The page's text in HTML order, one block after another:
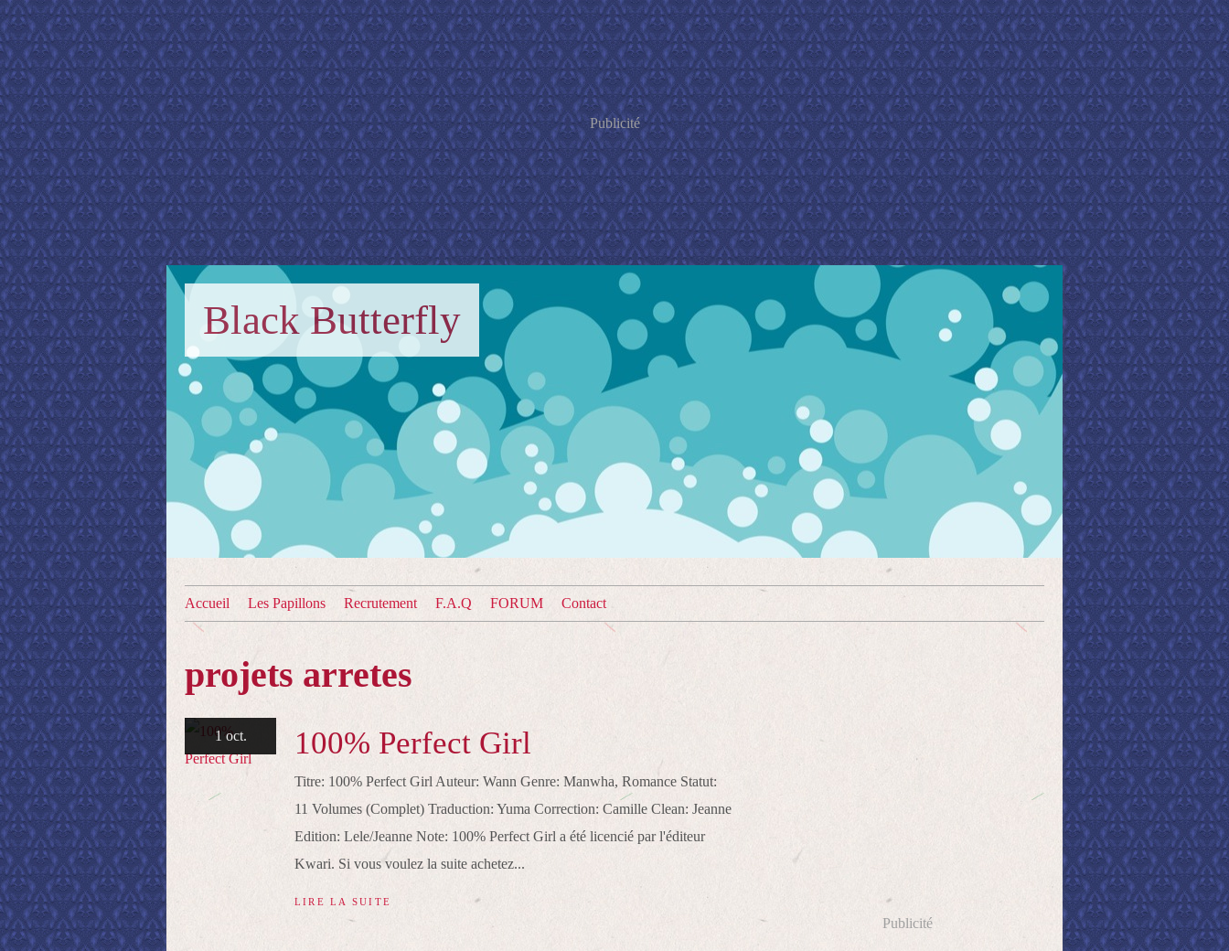
Publicité
Black Butterfly
Accueil Les Papillons Recrutement F.A.Q FORUM Contact
projets arretes
1 oct. 100% Perfect Girl
Titre: 100% Perfect Girl Auteur: Wann Genre: Manwha, Romance Statut:
11 Volumes (Complet) Traduction: Yuma Correction: Camille Clean: Jeanne
Edition: Lele/Jeanne Note: 100% Perfect Girl a été licencié par l'éditeur
Kwari. Si vous voulez la suite achetez...
LIRE LA SUITE
Publicité